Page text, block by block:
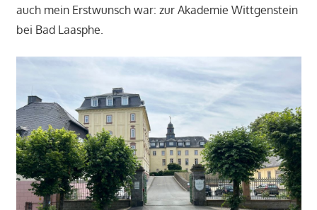
auch mein Erstwunsch war: zur Akademie Wittgenstein
bei Bad Laasphe.